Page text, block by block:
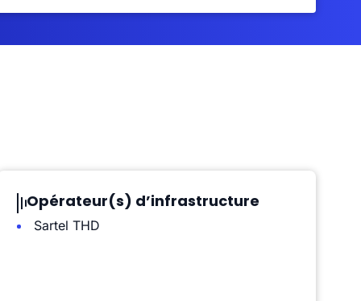
Opérateur(s) d’infrastructure
Sartel THD